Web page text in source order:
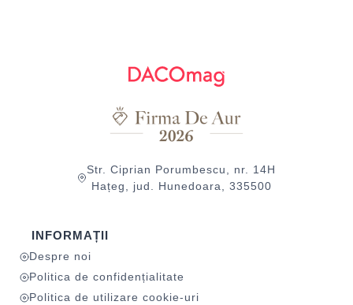
Str. Ciprian Porumbescu, nr. 14H
Hațeg, jud. Hunedoara, 335500
INFORMAȚII
Despre noi
Politica de confidențialitate
Politica de utilizare cookie-uri